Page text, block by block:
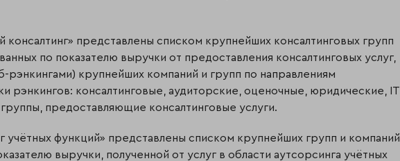
консалтинг» представлены списком крупнейших консалтинговых групп
по показателю выручки от предоставления консалтинговых услуг,
рэнкингами) крупнейших компаний и групп по направлениям
рэнкингов: консалтинговые, аудиторские, оценочные, юридические, IT
предоставляющие консалтинговые услуги.
учётных функций» представлены списком крупнейших групп и компаний
выручки, полученной от услуг в области аутсорсинга учётных